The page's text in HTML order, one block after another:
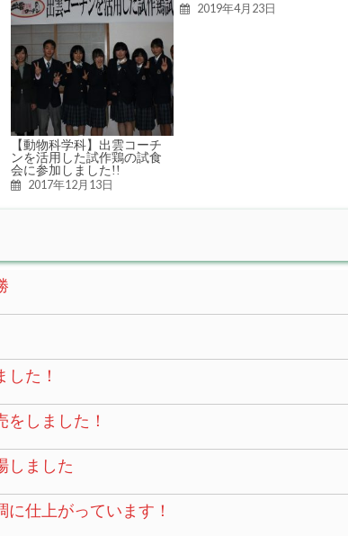
【動物科学科】出雲コーチ
ンを活用した試作鶏の試食
会に参加しました!!
2017年12月13日
2019年4月23日
した！
をしました！
しました
に仕上がっています！